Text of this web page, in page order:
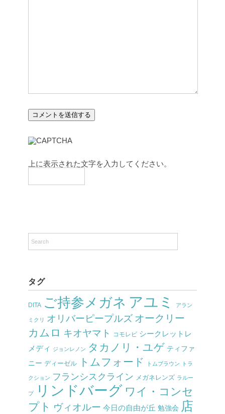
上に表示された文字を入力してください。
タグ
DITA ご持参メガネ アユミ アラン
ミクリ オリバーピープルズ オークリー
カムロ キオヤマト コモレビ シークレットレ
メディ
ジョンレノン タカノリ・ユゲ ティファ
ニー ディーゼル トムフォード トムブラウン トラ
クション フランシスクライン メガネレンズ ラルー
プ リンドバーグ ワイ・コンセ
プト ヴィオルー 今日の自由が丘 勉強会 店